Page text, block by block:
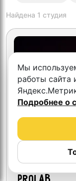
Найдена 1 студия
Студия
Мы
работы сайта
Подробнее о